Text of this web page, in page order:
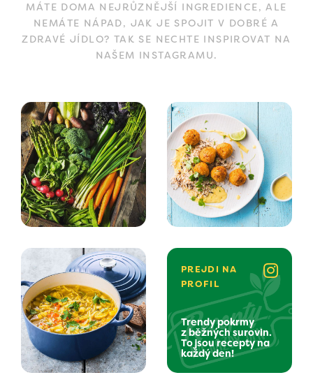
MÁTE DOMA NEJRŮZNĚJŠÍ INGREDIENCE, ALE
NEMÁTE NÁPAD, JAK JE SPOJIT V DOBRÉ A
ZDRAVÉ JÍDLO? TAK SE NECHTE INSPIROVAT NA
NAŠEM INSTAGRAMU.
PREJDI NA
PROFIL
Trendy pokrmy
z běžných surovin.
To jsou recepty na
každý den!